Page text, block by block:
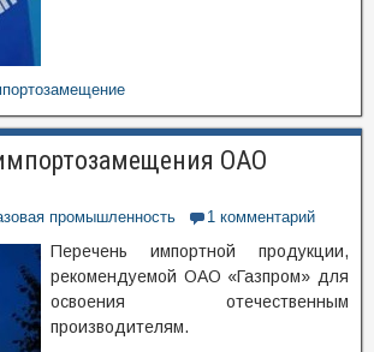
ОАО
промышленность 1 комментарий
Перечень импортной продукции,
рекомендуемой ОАО «Газпром» для
освоения отечественным
производителям.